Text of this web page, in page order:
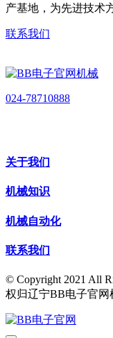
产基地，为先进技术
联系我们
024-78710888
关于我们
机械知识
机械自动化
联系我们
© Copyright 2021 All
权归辽宁BB电子官